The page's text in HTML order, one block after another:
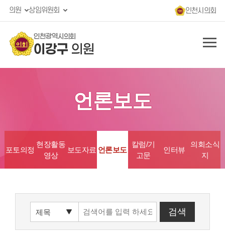
의원 상임위원회 인천시의회
인천광역시의회
이강구 의원
언론보도
포토의정
현장활동
영상
보도자료 언론보도
칼럼/기
고문
인터뷰
의회소식
지